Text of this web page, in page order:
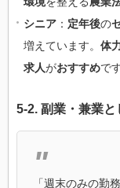
シニア ： 定年後の
増えています。 体
求人がおすすめで
5-2. 副業 ・ 兼業
「週末のみの勤